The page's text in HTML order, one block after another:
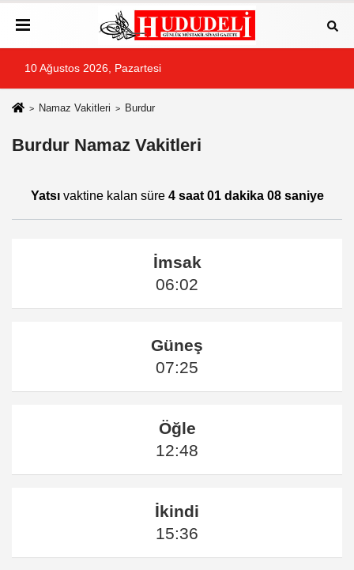
10 Ağustos 2026, Pazartesi
Namaz Vakitleri Burdur
Burdur Namaz Vakitleri
Yatsıvaktine kalan süre 4 saat 01 dakika 08 saniye
İmsak
06:02
Güneş
07:25
Öğle
12:48
İkindi
15:36